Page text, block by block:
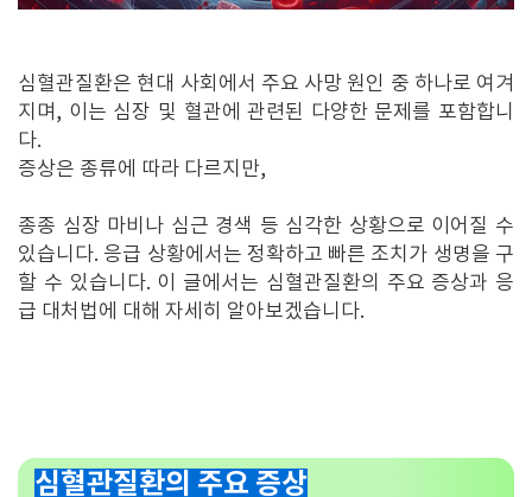
심혈관질환은 현대 사회에서 주요 사망 원인 중 하나로 여겨
지며, 이는 심장 및 혈관에 관련된 다양한 문제를 포함합니
다.
증상은 종류에 따라 다르지만,
종종 심장 마비나 심근 경색 등 심각한 상황으로 이어질 수
있습니다. 응급 상황에서는 정확하고 빠른 조치가 생명을 구
할 수 있습니다. 이 글에서는 심혈관질환의 주요 증상과 응
급 대처법에 대해 자세히 알아보겠습니다.
심혈관질환의 주요 증상